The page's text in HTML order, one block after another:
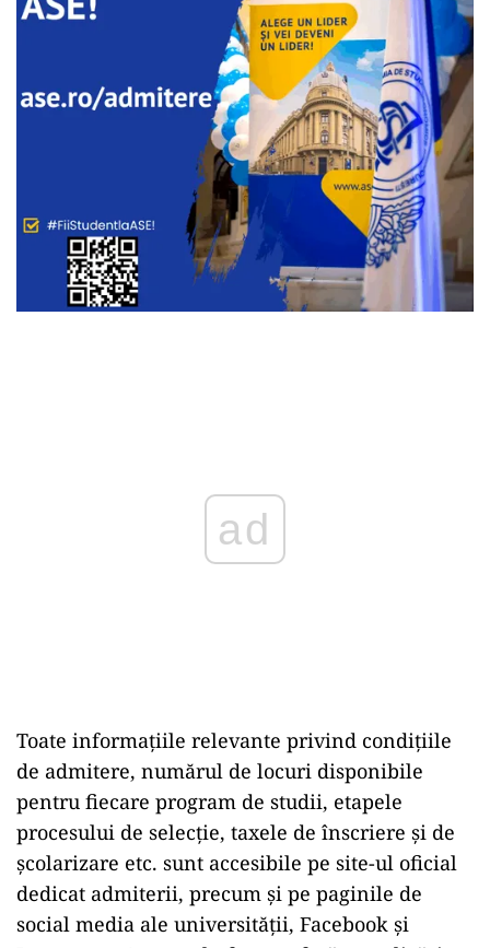
ad
Toate informațiile relevante privind condițiile
de admitere, numărul de locuri disponibile
pentru fiecare program de studii, etapele
procesului de selecție, taxele de înscriere și de
școlarizare etc. sunt accesibile pe site-ul oficial
dedicat admiterii, precum și pe paginile de
social media ale universității, Facebook și